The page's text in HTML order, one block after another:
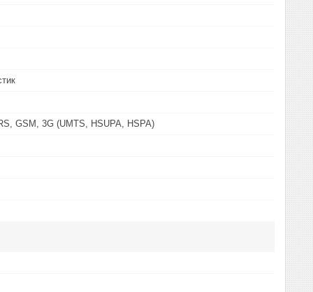
GSM, 3G (UMTS, HSUPA, HSPA)